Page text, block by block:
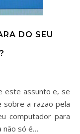
DO SEU
a razão pela
computador para
não só é…